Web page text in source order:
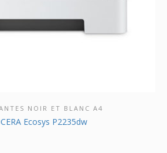
CE PRODUIT
NOIR ET BLANC A4
Ecosys P2235dw